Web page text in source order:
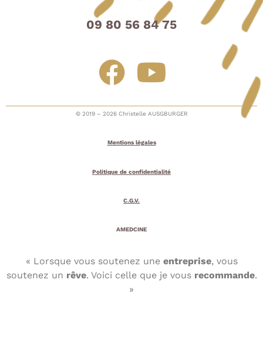
09 80 56 84 75
© 2019 – 2026 Christelle AUSGBURGER
Mentions légales
Politique de confidentialité
C.G.V.
AMEDCINE
« Lorsque vous soutenez une entreprise, vous
soutenez un rêve. Voici celle que je vous recommande.
»